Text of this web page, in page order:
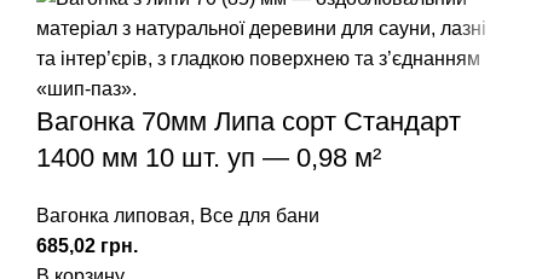
Вагонка 70мм Липа сорт Стандарт
1400 мм 10 шт. уп — 0,98 м²
Вагонка липовая, Все для бани
грн.